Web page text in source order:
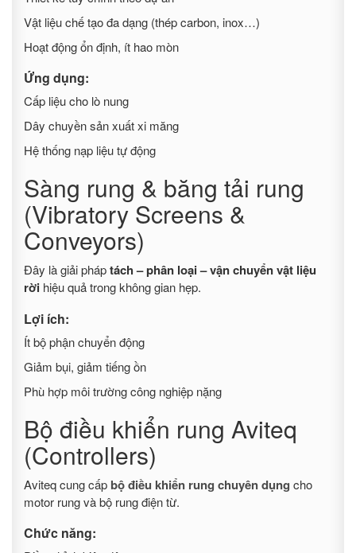
Vật liệu chế tạo đa dạng (thép carbon, inox…)
Hoạt động ổn định, ít hao mòn
Ứng dụng:
Cấp liệu cho lò nung
Dây chuyền sản xuất xi măng
Hệ thống nạp liệu tự động
Sàng rung & băng tải rung
(Vibratory Screens &
Conveyors)
Đây là giải pháptách – phân loại – vận chuyển vật liệu
rời hiệu quả trong không gian hẹp.
Lợi ích:
Ít bộ phận chuyển động
Giảm bụi, giảm tiếng ồn
Phù hợp môi trường công nghiệp nặng
Bộ điều khiển rung Aviteq
(Controllers)
Aviteq cung cấp bộ điều khiển rung chuyên dụng cho
motor rung và bộ rung điện từ.
Chức năng: